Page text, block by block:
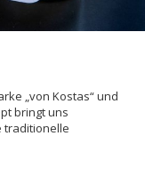
„von Kostas“ und
bringt uns
traditionelle